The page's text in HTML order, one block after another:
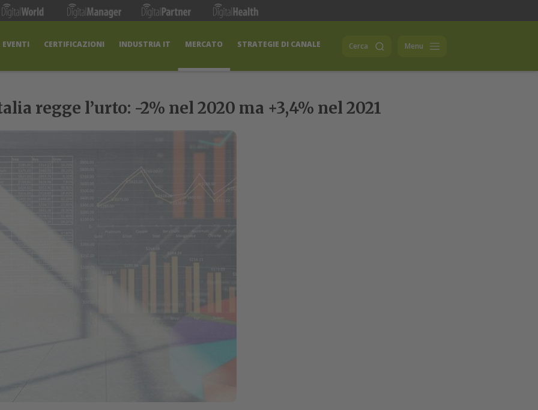
EVENTI CERTIFICAZIONI INDUSTRIA IT MERCATO STRATEGIE DI CANALE Cerca Menu
regge l’urto: -2% nel 2020 ma +3,4% nel 2021